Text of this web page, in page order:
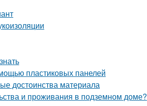
пластиковых панелей
достоинства материала
и проживания в подземном доме?